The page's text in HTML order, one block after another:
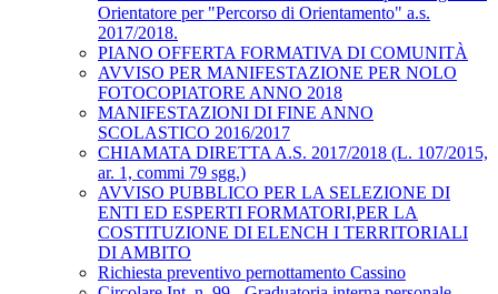
Orientatore per "Percorso di Orientamento" a.s.
2017/2018.
PIANO OFFERTA FORMATIVA DI COMUNITÀ
AVVISO PER MANIFESTAZIONE PER NOLO
FOTOCOPIATORE ANNO 2018
MANIFESTAZIONI DI FINE ANNO
SCOLASTICO 2016/2017
CHIAMATA DIRETTA A.S. 2017/2018 (L. 107/2015,
ar. 1, commi 79 sgg.)
AVVISO PUBBLICO PER LA SELEZIONE DI
ENTI ED ESPERTI FORMATORI,PER LA
COSTITUZIONE DI ELENCH I TERRITORIALI
DI AMBITO
Richiesta preventivo pernottamento Cassino